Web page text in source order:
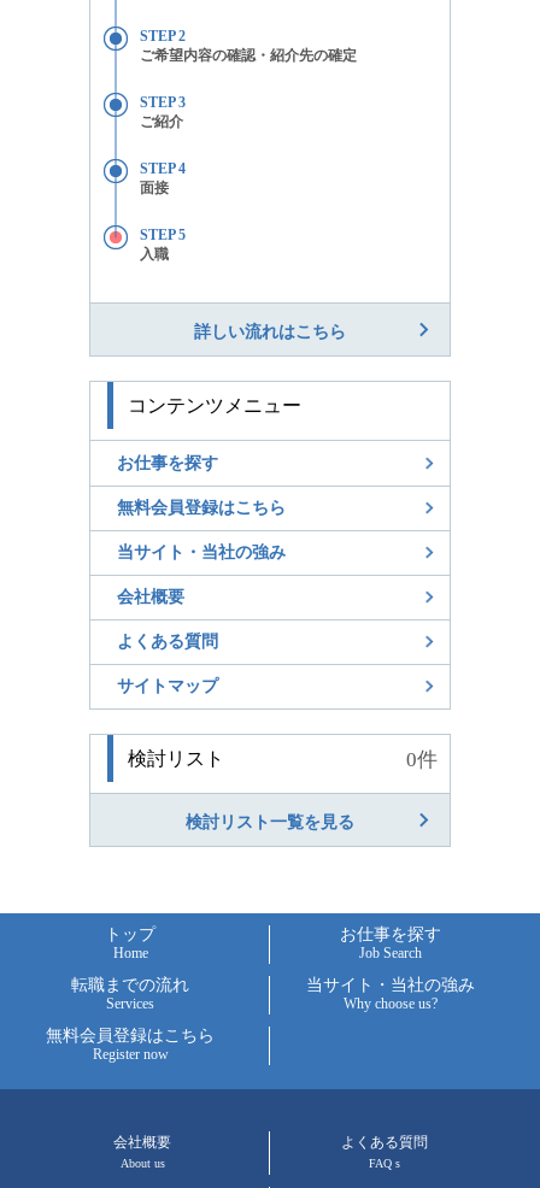
STEP 2
ご希望内容の確認・紹介先の確定
STEP 3
ご紹介
STEP 4
面接
STEP 5
入職
詳しい流れはこちら
コンテンツメニュー
お仕事を探す
無料会員登録はこちら
当サイト・当社の強み
会社概要
よくある質問
サイトマップ
検討リスト 0件
検討リスト一覧を見る
トップ
Home
お仕事を探す
Job Search
転職までの流れ
Services
当サイト・当社の強み
Why choose us?
無料会員登録はこちら
Register now
会社概要
About us
よくある質問
FAQ s